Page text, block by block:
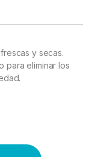
y secas.
para eliminar los